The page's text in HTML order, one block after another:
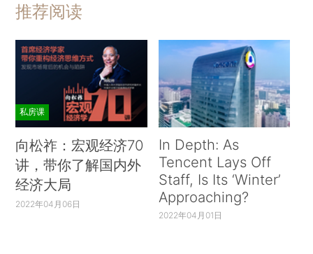
推荐阅读
私房课
向松祚：宏观经济70
讲，带你了解国内外
经济大局
2022年04月06日
In Depth: As
Tencent Lays Off
Staff, Is Its ‘Winter’
Approaching?
2022年04月01日